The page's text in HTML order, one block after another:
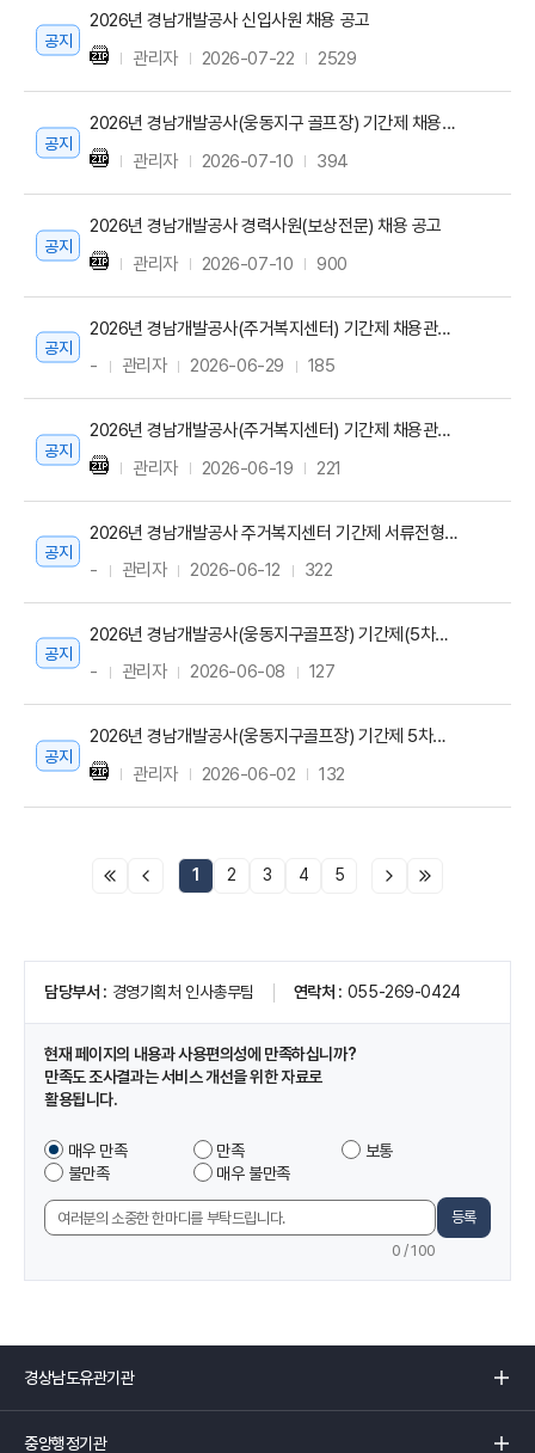
공지
2026년 경남개발공사 신입사원 채용 공고
관리자
2026-07-22 2529
공지
2026년 경남개발공사(웅동지구 골프장) 기간제 채용 6차 공고
관리자
2026-07-10 394
공지
2026년 경남개발공사 경력사원(보상전문) 채용 공고
관리자
2026-07-10 900
공지
2026년 경남개발공사(주거복지센터) 기간제 채용관련 최종합격자 공고
-
관리자 2026-06-29 185
공지
2026년 경남개발공사(주거복지센터) 기간제 채용관련 면접전형 합격자 공고
관리자
2026-06-19 221
공지
2026년 경남개발공사 주거복지센터 기간제 서류전형 합격자 및 면접전형 공고
-
관리자 2026-06-12 322
공지
2026년 경남개발공사(웅동지구골프장) 기간제(5차공고) 관련 최종합격자 공고
-
관리자 2026-06-08 127
공지
2026년 경남개발공사(웅동지구골프장) 기간제 5차공고 관련 면접전형 합격자 공고
관리자
2026-06-02 132
1 2 3 4 5
담당부서 경영기획처 인사총무팀 연락처 055-269-0424
현재 페이지의 내용과 사용편의성에 만족하십니까?
만족도 조사결과는 서비스 개선을 위한 자료로
활용됩니다.
이
페
에
제
정
만
매우 만족 만족
보통
불만족
매우 불만족
의
0 / 100
등록